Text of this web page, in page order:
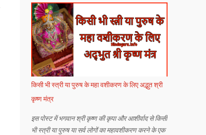
किसी भी स्त्री या पुरुष के महा वशीकरण के लिए अद्भुत श्री
कृष्ण मंत्र
इस पोस्ट में भगवान श्री कृष्ण की कृपा और आशीर्वाद से किसी
भी स्त्री या पुरुष या सर्व लोगों का महावशीकरण करने के एक